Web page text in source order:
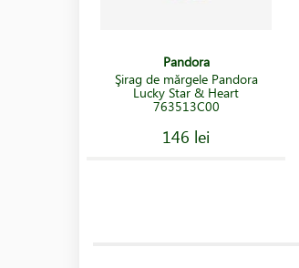
Pandora
Şirag de mărgele Pandora
Lucky Star & Heart
763513C00
146 lei